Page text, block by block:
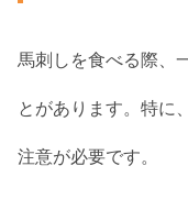
馬刺しを食べる際、
とがあります。特に
注意が必要です。